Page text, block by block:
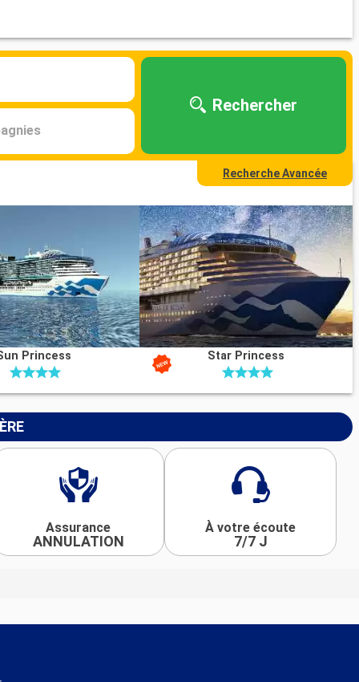
Rechercher
Recherche Avancée
Princess Star Princess
Assurance
ANNULATION
À votre écoute
7/7 J